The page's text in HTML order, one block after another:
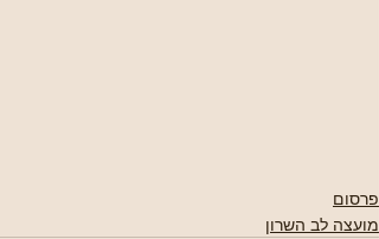
פרסום
מועצה לב השרון